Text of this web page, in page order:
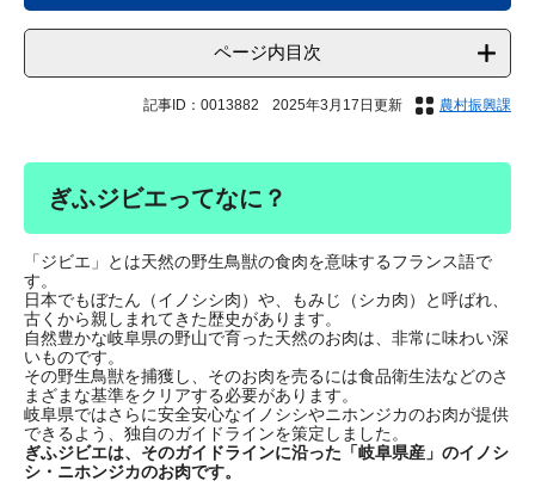
ページ内目次
記事ID：0013882 2025年3月17日更新 農村振興課
ぎふジビエってなに？
「ジビエ」とは天然の野生鳥獣の食肉を意味するフランス語で
す。
日本でもぼたん（イノシシ肉）や、もみじ（シカ肉）と呼ばれ、
古くから親しまれてきた歴史があります。
自然豊かな岐阜県の野山で育った天然のお肉は、非常に味わい深
いものです。
その野生鳥獣を捕獲し、そのお肉を売るには食品衛生法などのさ
まざまな基準をクリアする必要があります。
岐阜県ではさらに安全安心なイノシシやニホンジカのお肉が提供
できるよう、独自のガイドラインを策定しました。
ぎふジビエは、そのガイドラインに沿った「岐阜県産」のイノシ
シ・ニホンジカのお肉です。